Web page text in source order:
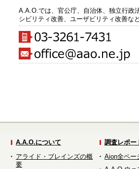
A.A.O.では、官公庁、自治体、独立行政
シビリティ改善、ユーザビリティ改善な
A.A.O.について
アライド・ブレインズの概
要
調査レポー
Aion全ペー